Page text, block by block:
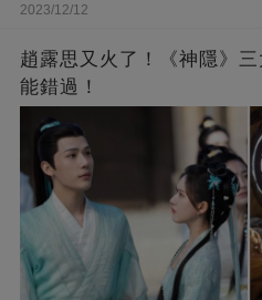
2023/12/12
趙露思又火了！《神隱》
能錯過！